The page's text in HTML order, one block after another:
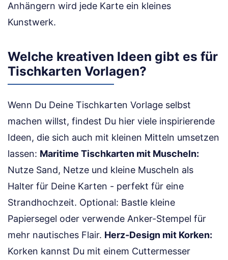
Anhängern wird jede Karte ein kleines
Kunstwerk.
Welche kreativen Ideen gibt es für
Tischkarten Vorlagen?
Wenn Du Deine Tischkarten Vorlage selbst
machen willst, findest Du hier viele inspirierende
Ideen, die sich auch mit kleinen Mitteln umsetzen
lassen: Maritime Tischkarten mit Muscheln:
Nutze Sand, Netze und kleine Muscheln als
Halter für Deine Karten - perfekt für eine
Strandhochzeit. Optional: Bastle kleine
Papiersegel oder verwende Anker-Stempel für
mehr nautisches Flair. Herz-Design mit Korken:
Korken kannst Du mit einem Cuttermesser